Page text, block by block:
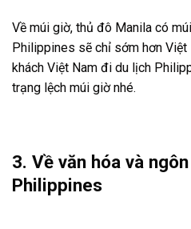
Về múi giờ, thủ đô Manila có
Philippines sẽ chỉ sớm hơn Việt
khách Việt Nam đi du lịch
trạng lệch múi giờ nhé.
3. Về văn hóa và
Philippines